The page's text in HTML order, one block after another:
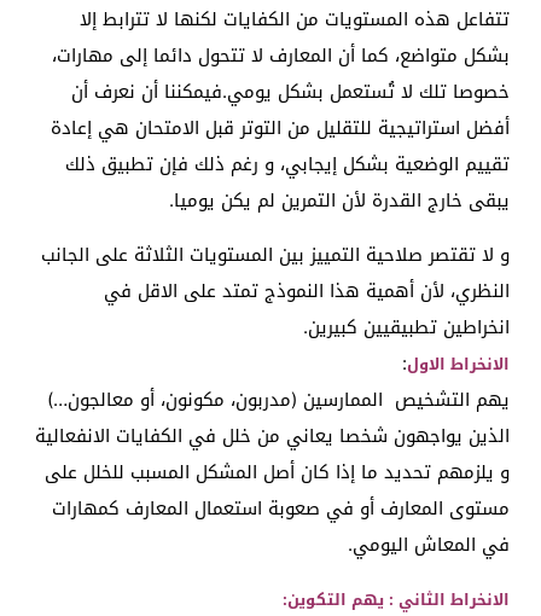
تتفاعل هذه المستويات من الكفايات لكنها لا تترابط إلا
بشكل متواضع، كما أن المعارف لا تتحول دائما إلى مهارات،
خصوصا تلك لا تُستعمل بشكل يومي.فيمكننا أن نعرف أن
أفضل استراتيجية للتقليل من التوتر قبل الامتحان هي إعادة
تقييم الوضعية بشكل إيجابي، و رغم ذلك فإن تطبيق ذلك
يبقى خارج القدرة لأن التمرين لم يكن يوميا.
و لا تقتصر صلاحية التمييز بين المستويات الثلاثة على الجانب
النظري، لأن أهمية هذا النموذج تمتد على الاقل في
انخراطين تطبيقيين كبيرين.
الانخراط الاول:
يهم التشخيص الممارسين (مدربون، مكونون، أو معالجون…)
الذين يواجهون شخصا يعاني من خلل في الكفايات الانفعالية
و يلزمهم تحديد ما إذا كان أصل المشكل المسبب للخلل على
مستوى المعارف أو في صعوبة استعمال المعارف كمهارات
في المعاش اليومي.
الانخراط الثاني : يهم التكوين: